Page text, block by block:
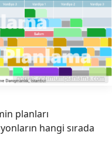
görsel:optimumplanlama.com
planları
hangi sırada